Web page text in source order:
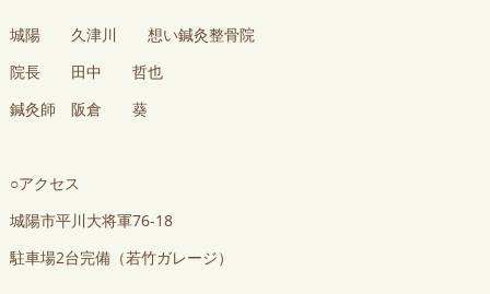
城陽 久津川 想い鍼灸整骨院
院長 田中 哲也
鍼灸師 阪倉 葵
○アクセス
城陽市平川大将軍76-18
駐車場2台完備（若竹ガレージ）